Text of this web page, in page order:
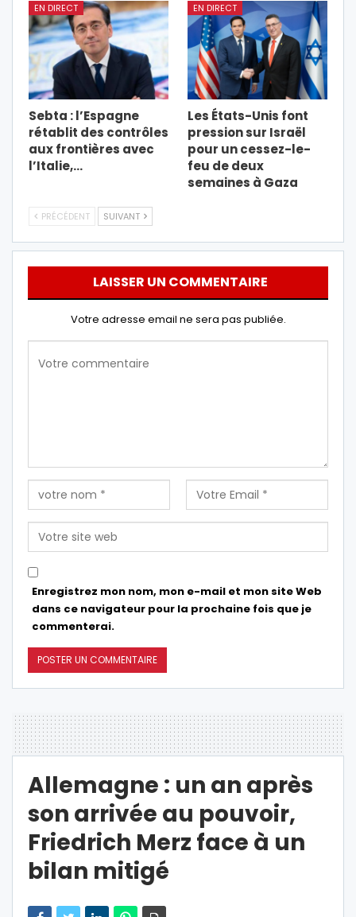
EN DIRECT
Sebta : l’Espagne
rétablit des contrôles
aux frontières avec
l’Italie,…
EN DIRECT
Les États-Unis font
pression sur Israël
pour un cessez-le-
feu de deux
semaines à Gaza
PRÉCÉDENT SUIVANT
LAISSER UN COMMENTAIRE
Votre adresse email ne sera pas publiée.
Enregistrez mon nom, mon e-mail et mon site Web
dans ce navigateur pour la prochaine fois que je
commenterai.
Allemagne : un an après
son arrivée au pouvoir,
Friedrich Merz face à un
bilan mitigé